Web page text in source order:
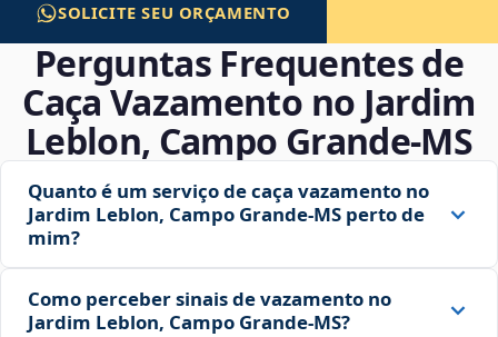
SOLICITE SEU ORÇAMENTO
Perguntas Frequentes de
Caça Vazamento no Jardim
Leblon, Campo Grande‑MS
Quanto é um serviço de caça vazamento no
Jardim Leblon, Campo Grande‑MS perto de
mim?
Como perceber sinais de vazamento no
Jardim Leblon, Campo Grande‑MS?